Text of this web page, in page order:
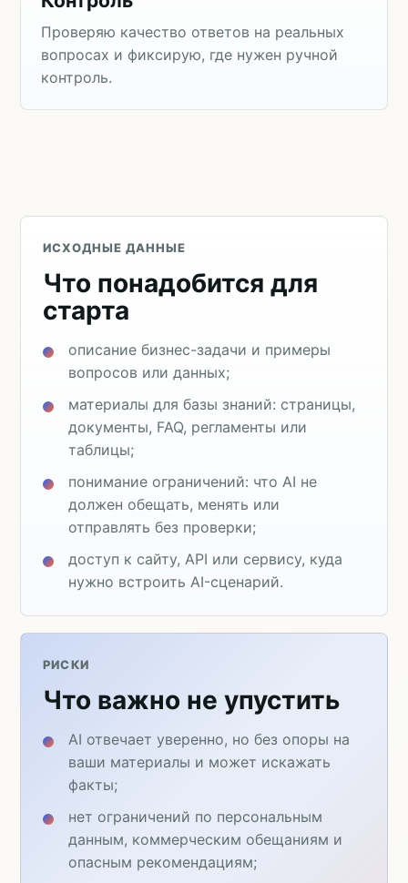
Проверяю качество ответов на реальных
вопросах и фиксирую, где нужен ручной
контроль.
ИСХОДНЫЕ ДАННЫЕ
Что понадобится для
старта
описание бизнес-задачи и примеры
вопросов или данных;
материалы для базы знаний: страницы,
документы, FAQ, регламенты или
таблицы;
понимание ограничений: что AI не
должен обещать, менять или
отправлять без проверки;
доступ к сайту, API или сервису, куда
нужно встроить AI-сценарий.
РИСКИ
Что важно не упустить
AI отвечает уверенно, но без опоры на
ваши материалы и может искажать
факты;
нет ограничений по персональным
данным, коммерческим обещаниям и
опасным рекомендациям;